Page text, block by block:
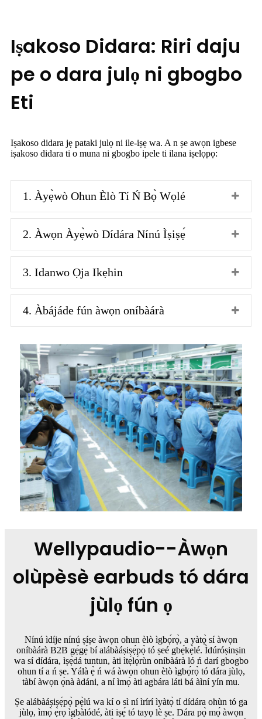
Iṣakoso Didara: Riri daju
pe o dara julọ ni gbogbo
Eti
Iṣakoso didara jẹ pataki julọ ni ile-iṣẹ wa. A n ṣe awọn igbese
iṣakoso didara ti o muna ni gbogbo ipele ti ilana iṣelọpọ:
1. Àyẹ̀wò Ohun Èlò Tí Ń Bọ̀ Wọlé
2. Àwọn Àyẹ̀wò Dídára Nínú Ìṣiṣẹ́
3. Idanwo Ọja Ikẹhin
4. Àbájáde fún àwọn oníbàárà
Wellypaudio--Àwọn
olùpèsè earbuds tó dára
jùlọ fún ọ
Nínú ìdíje nínú ṣíṣe àwọn ohun èlò ìgbọ́rọ̀, a yàtọ̀ sí àwọn
oníbàárà B2B gẹ́gẹ́ bí alábàáṣiṣẹ́pọ̀ tó ṣeé gbẹ́kẹ̀lé. Ìdúróṣinṣin
wa sí dídára, ìṣẹ̀dá tuntun, àti ìtẹ́lọ́rùn oníbàárà ló ń darí gbogbo
ohun tí a ń ṣe. Yálà ẹ̀ ń wá àwọn ohun èlò ìgbọ́rọ̀ tó dára jùlọ,
tàbí àwọn ọ̀nà àdáni, a ní ìmọ̀ àti agbára láti bá àìní yín mu.
Ṣe alábàáṣiṣẹ́pọ̀ pẹ̀lú wa kí o sì ní ìrírí ìyàtọ̀ tí dídára ohùn tó ga
jùlọ, ìmọ̀ ẹ̀rọ ìgbàlódé, àti iṣẹ́ tó tayọ lè ṣe. Dára pọ̀ mọ́ àwọn